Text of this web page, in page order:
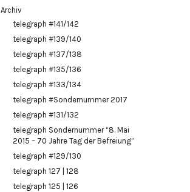
Archiv
telegraph #141/142
telegraph #139/140
telegraph #137/138
telegraph #135/136
telegraph #133/134
telegraph #Sondernummer 2017
telegraph #131/132
telegraph Sondernummer “8. Mai
2015 – 70 Jahre Tag der Befreiung”
telegraph #129/130
telegraph 127 | 128
telegraph 125 | 126